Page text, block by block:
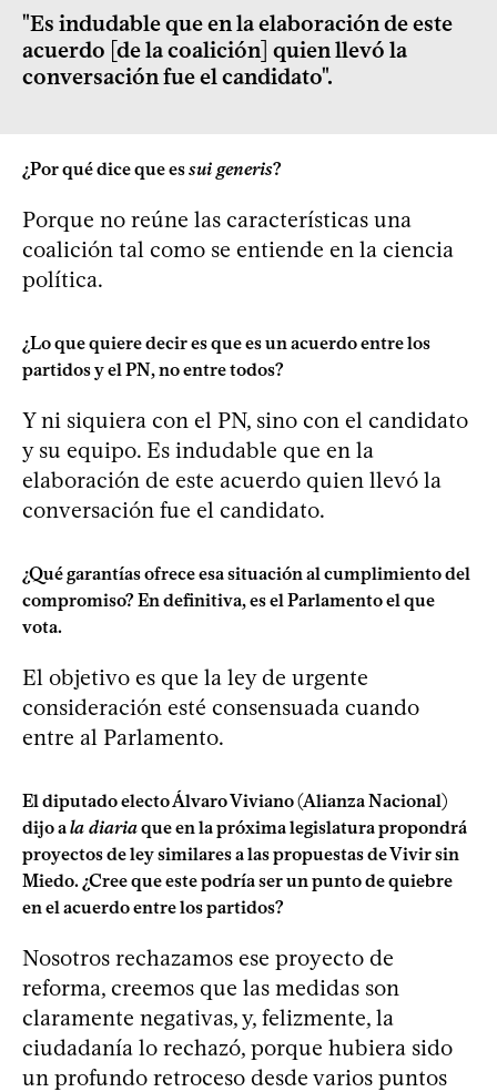
"Es indudable que en la elaboración de este
acuerdo [de la coalición] quien llevó la
conversación fue el candidato".
¿Por qué dice que essui generis?
Porque no reúne las características una
coalición tal como se entiende en la ciencia
política.
¿Lo que quiere decir es que es un acuerdo entre los
partidos y el PN, no entre todos?
Y ni siquiera con el PN, sino con el candidato
y su equipo. Es indudable que en la
elaboración de este acuerdo quien llevó la
conversación fue el candidato.
¿Qué garantías ofrece esa situación al cumplimiento del
compromiso? En definitiva, es el Parlamento el que
vota.
El objetivo es que la ley de urgente
consideración esté consensuada cuando
entre al Parlamento.
El diputado electo Álvaro Viviano (Alianza Nacional)
dijo ala diariaque en la próxima legislatura propondrá
proyectos de ley similares a las propuestas de Vivir sin
Miedo. ¿Cree que este podría ser un punto de quiebre
en el acuerdo entre los partidos?
Nosotros rechazamos ese proyecto de
reforma, creemos que las medidas son
claramente negativas, y, felizmente, la
ciudadanía lo rechazó, porque hubiera sido
un profundo retroceso desde varios puntos